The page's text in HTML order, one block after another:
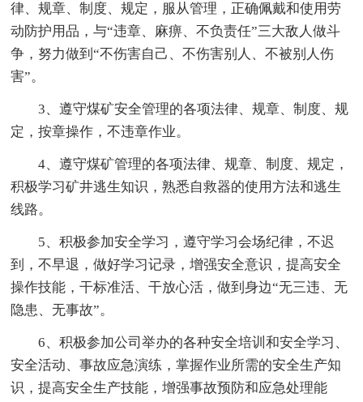
律、规章、制度、规定，服从管理，正确佩戴和使用劳
动防护用品，与“违章、麻痹、不负责任”三大敌人做斗
争，努力做到“不伤害自己、不伤害别人、不被别人伤
害”。
3、遵守煤矿安全管理的各项法律、规章、制度、规
定，按章操作，不违章作业。
4、遵守煤矿管理的各项法律、规章、制度、规定，
积极学习矿井逃生知识，熟悉自救器的使用方法和逃生
线路。
5、积极参加安全学习，遵守学习会场纪律，不迟
到，不早退，做好学习记录，增强安全意识，提高安全
操作技能，干标准活、干放心活，做到身边“无三违、无
隐患、无事故”。
6、积极参加公司举办的各种安全培训和安全学习、
安全活动、事故应急演练，掌握作业所需的安全生产知
识，提高安全生产技能，增强事故预防和应急处理能